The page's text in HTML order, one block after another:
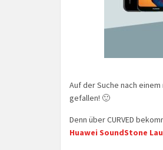
Auf der Suche nach
gefallen! 🙂
Denn über CURVED
Huawei SoundStone